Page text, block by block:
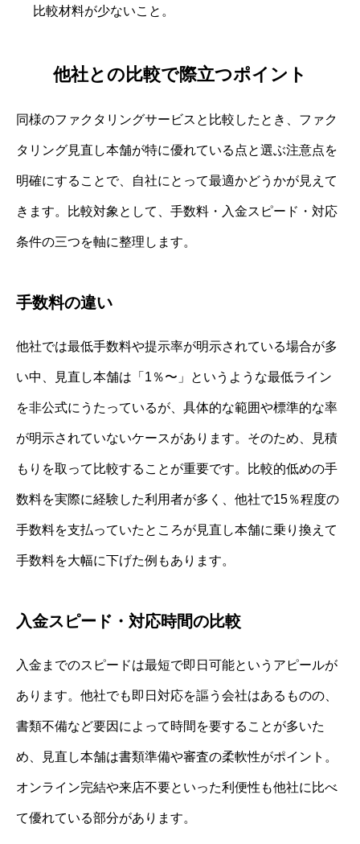
比較材料が少ないこと。
他社との比較で際立つポイント
同様のファクタリングサービスと比較したとき、ファク
タリング見直し本舗が特に優れている点と選ぶ注意点を
明確にすることで、自社にとって最適かどうかが見えて
きます。比較対象として、手数料・入金スピード・対応
条件の三つを軸に整理します。
手数料の違い
他社では最低手数料や提示率が明示されている場合が多
い中、見直し本舗は「1％〜」というような最低ライン
を非公式にうたっているが、具体的な範囲や標準的な率
が明示されていないケースがあります。そのため、見積
もりを取って比較することが重要です。比較的低めの手
数料を実際に経験した利用者が多く、他社で15％程度の
手数料を支払っていたところが見直し本舗に乗り換えて
手数料を大幅に下げた例もあります。
入金スピード・対応時間の比較
入金までのスピードは最短で即日可能というアピールが
あります。他社でも即日対応を謳う会社はあるものの、
書類不備など要因によって時間を要することが多いた
め、見直し本舗は書類準備や審査の柔軟性がポイント。
オンライン完結や来店不要といった利便性も他社に比べ
て優れている部分があります。